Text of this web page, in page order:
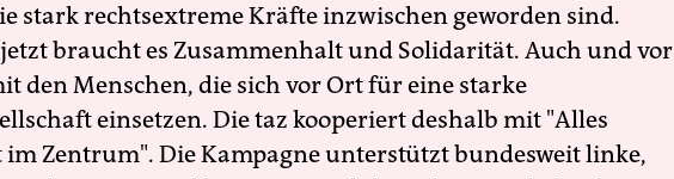
stark rechtsextreme Kräfte inzwischen geworden sind.
braucht es Zusammenhalt und Solidarität. Auch und vor
den Menschen, die sich vor Ort für eine starke
einsetzen. Die taz kooperiert deshalb mit "Alles
Zentrum". Die Kampagne unterstützt bundesweit linke,